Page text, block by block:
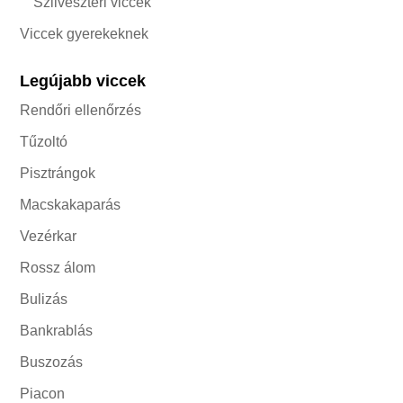
Viccek gyerekeknek
Legújabb viccek
Rendőri ellenőrzés
Tűzoltó
Pisztrángok
Macskakaparás
Vezérkar
Rossz álom
Bulizás
Bankrablás
Buszozás
Piacon